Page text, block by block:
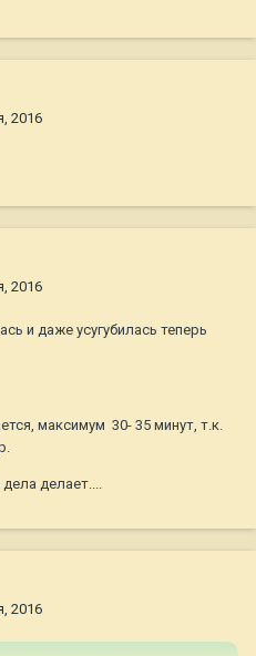
2016
2016
и даже усугубилась теперь
максимум 30- 35 минут, т.к.
делает....
2016